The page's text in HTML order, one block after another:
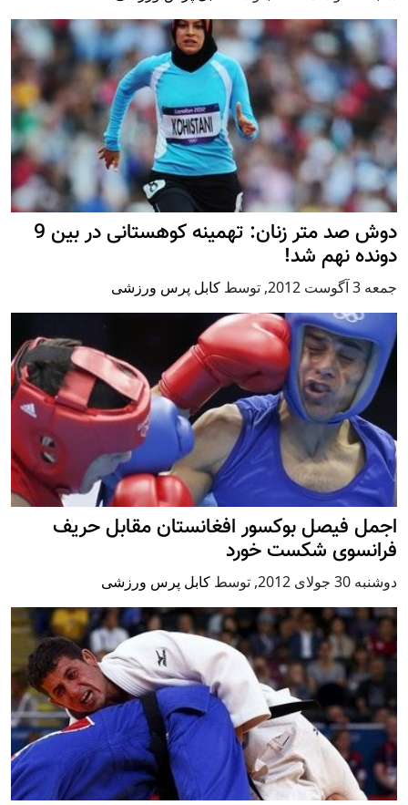
دوش صد متر زنان: تهمینه کوهستانی در بین 9
دونده نهم شد!
جمعه 3 آگوست 2012 , توسط کابل پرس ورزشی
اجمل فیصل بوکسور افغانستان مقابل حریف
فرانسوی شکست خورد
دوشنبه 30 جولای 2012 , توسط کابل پرس ورزشی